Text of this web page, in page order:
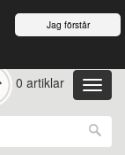
Jag förstår
0 artiklar